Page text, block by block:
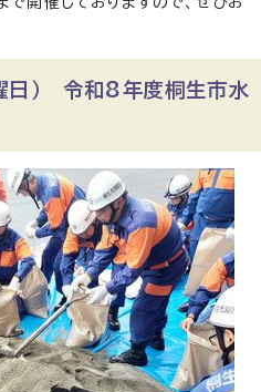
） 令和8年度桐生市水